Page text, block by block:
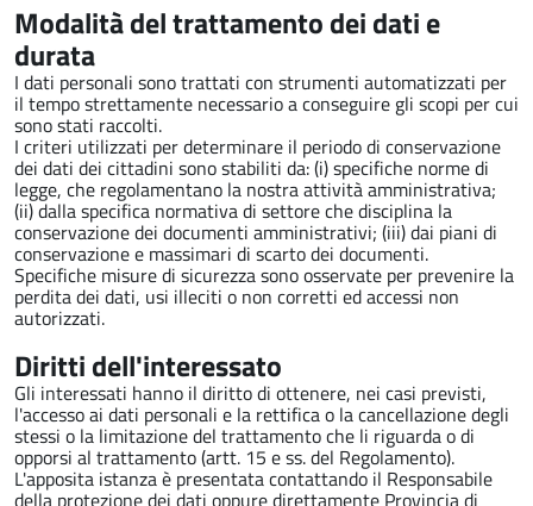
Modalità del trattamento dei dati e
durata
I dati personali sono trattati con strumenti automatizzati per
il tempo strettamente necessario a conseguire gli scopi per cui
sono stati raccolti.
I criteri utilizzati per determinare il periodo di conservazione
dei dati dei cittadini sono stabiliti da: (i) specifiche norme di
legge, che regolamentano la nostra attività amministrativa;
(ii) dalla specifica normativa di settore che disciplina la
conservazione dei documenti amministrativi; (iii) dai piani di
conservazione e massimari di scarto dei documenti.
Specifiche misure di sicurezza sono osservate per prevenire la
perdita dei dati, usi illeciti o non corretti ed accessi non
autorizzati.
Diritti dell'interessato
Gli interessati hanno il diritto di ottenere, nei casi previsti,
l'accesso ai dati personali e la rettifica o la cancellazione degli
stessi o la limitazione del trattamento che li riguarda o di
opporsi al trattamento (artt. 15 e ss. del Regolamento).
L'apposita istanza è presentata contattando il Responsabile
della protezione dei dati oppure direttamente Provincia di